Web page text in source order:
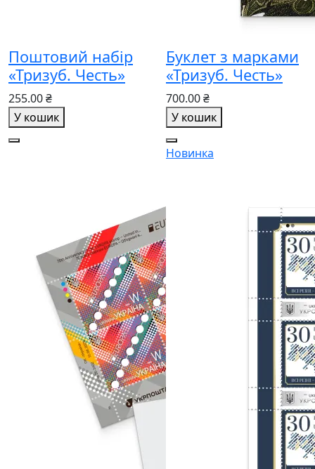
Поштовий набір
«Тризуб. Честь»
255.00 ₴
У кошик
Буклет з марками
«Тризуб. Честь»
700.00 ₴
У кошик
Новинка